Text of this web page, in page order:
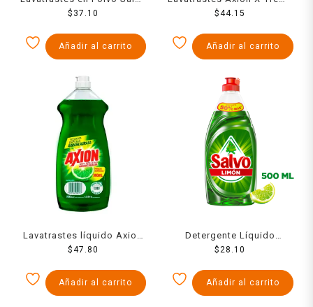
Limón 500 g
$ 37.10
Añadir al carrito
Líquido 640ml
$44.15
Añadir al carrito
Lavatrastes líquido Axion
limón 900 ml
$47.80
Añadir al carrito
Detergente Líquido
Lavatrastes Salvo Limón
$28.10
Añadir al carrito